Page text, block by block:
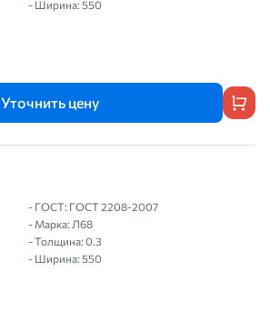
- Ширина: 550
Уточнить цену
- ГОСТ: ГОСТ 2208-2007
- Марка: Л68
- Толщина: 0.3
- Ширина: 550